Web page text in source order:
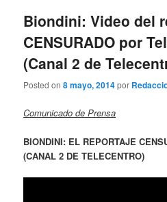
Biondini: Video del
CENSURADO por
(Canal 2 de
Posted on8 mayo, 2014por
Comunicado de Prensa
BIONDINI: EL REPORTAJE
(CANAL 2 DE TELECENTRO)